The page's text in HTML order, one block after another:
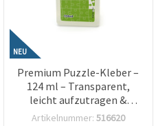
NEU
Premium Puzzle-Kleber –
124 ml – Transparent,
leicht aufzutragen &
schnelltrocknend – ideal
Artikelnummer: 516620